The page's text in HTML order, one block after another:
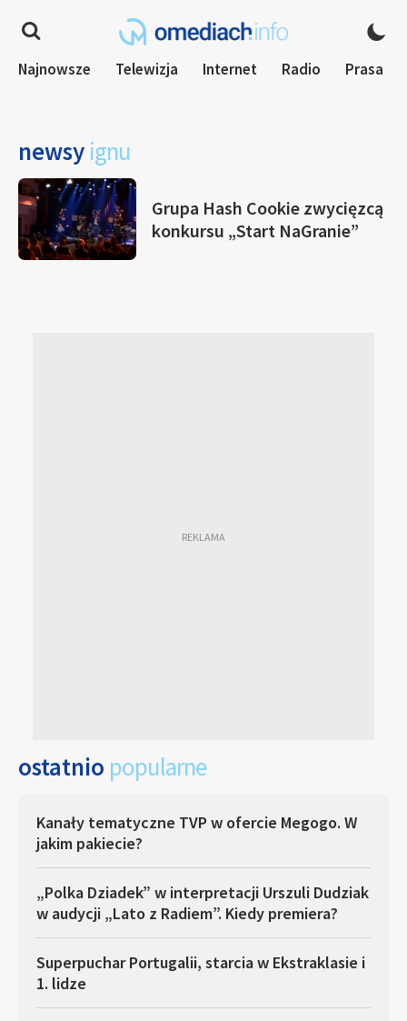
Najnowsze Telewizja Internet Radio Prasa
newsy ignu
Grupa Hash Cookie zwycięzcą
konkursu „Start NaGranie”
ostatnio popularne
Kanały tematyczne TVP w ofercie Megogo. W
jakim pakiecie?
„Polka Dziadek” w interpretacji Urszuli Dudziak
w audycji „Lato z Radiem”. Kiedy premiera?
Superpuchar Portugalii, starcia w Ekstraklasie i
1. lidze